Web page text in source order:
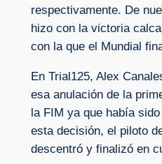
respectivamente. De
hizo con la victoria
con la que el Mundial
En Trial125, Alex
esa anulación de la
la FIM ya que había
esta decisión, el piloto
descentró y finalizó en